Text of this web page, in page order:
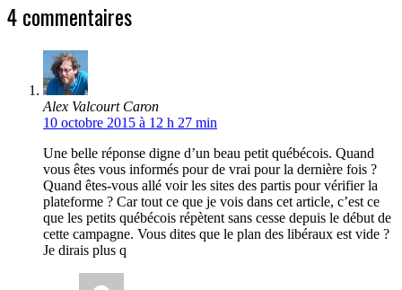
4 commentaires
Alex Valcourt Caron
10 octobre 2015 à 12 h 27 min
Une belle réponse digne d’un beau petit québécois. Quand
vous êtes vous informés pour de vrai pour la dernière fois ?
Quand êtes-vous allé voir les sites des partis pour vérifier la
plateforme ? Car tout ce que je vois dans cet article, c’est ce
que les petits québécois répètent sans cesse depuis le début de
cette campagne. Vous dites que le plan des libéraux est vide ?
Je dirais plus q